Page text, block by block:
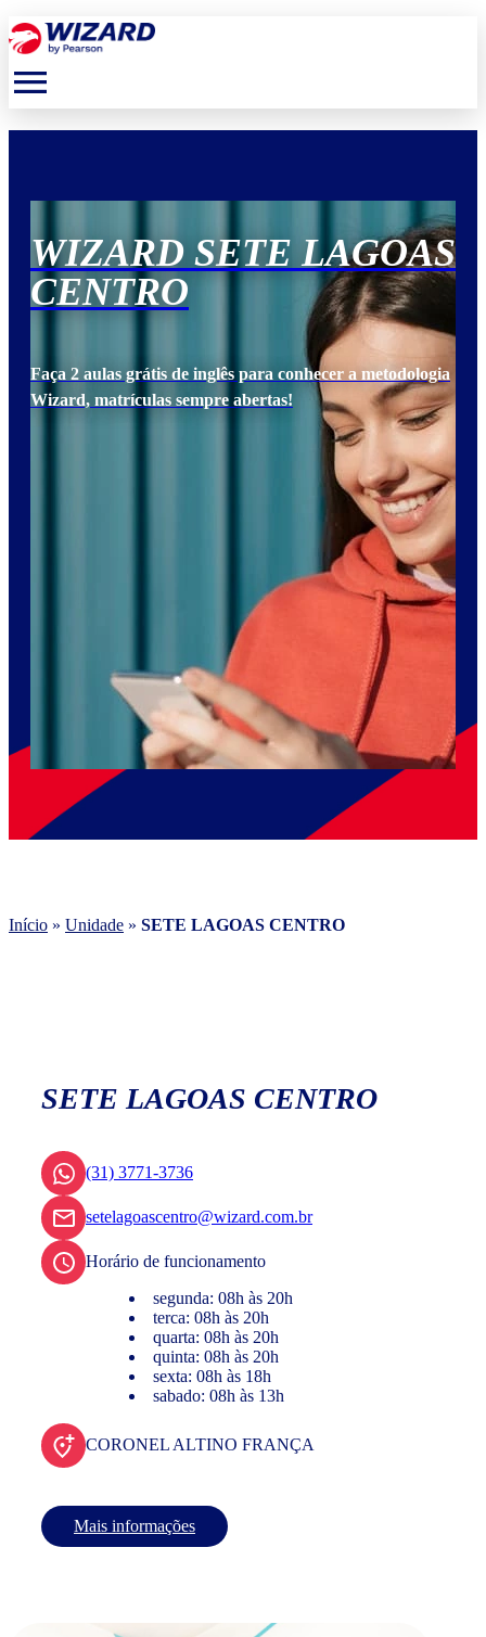
menu
WIZARD SETE LAGOAS
CENTRO
Faça 2 aulas grátis de inglês para conhecer a metodologia
Wizard, matrículas sempre abertas!
Início » Unidade » SETE LAGOAS CENTRO
SETE LAGOAS CENTRO
(31) 3771-3736
setelagoascentro@wizard.com.br
Horário de funcionamento
segunda: 08h às 20h
terca: 08h às 20h
quarta: 08h às 20h
quinta: 08h às 20h
sexta: 08h às 18h
sabado: 08h às 13h
CORONEL ALTINO FRANÇA
Mais informações